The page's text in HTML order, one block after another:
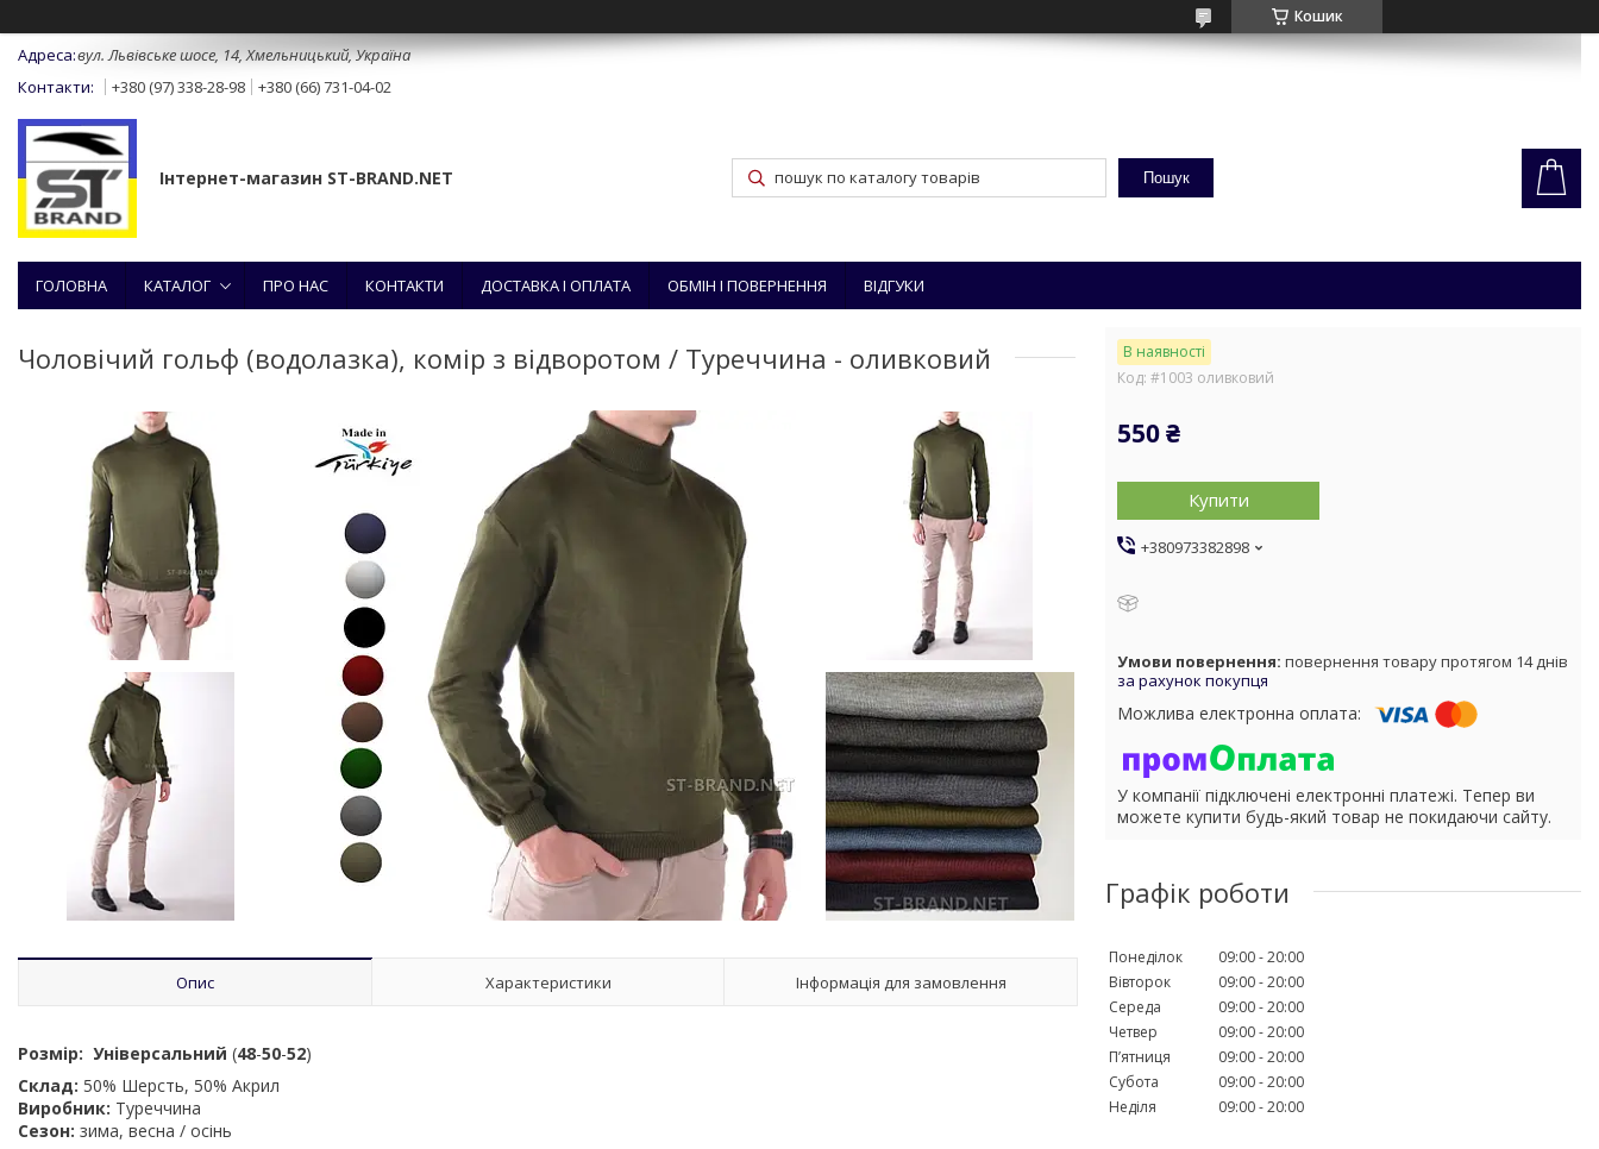
Кошик
вул. Львівське шосе, 14, Хмельницький, Україна
+380 (97) 338-28-98
+380 (66) 731-04-02
Інтернет-магазин ST-BRAND.NET Пошук
ГОЛОВНА КАТАЛОГ ПРО НАС КОНТАКТИ ДОСТАВКА І ОПЛАТА ОБМІН І ПОВЕРНЕННЯ ВІДГУКИ
Чоловічий гольф (водолазка), комір з відворотом / Туреччина - оливковий
Опис Характеристики Інформація для замовлення
Розмір: Універсальний (48-50-52)
Склад: 50% Шерсть, 50% Акрил
Виробник: Туреччина
Сезон: зима, весна / осінь
В наявності
Код: #1003 оливковий
550 ₴
Купити
+380973382898
повернення товару протягом 14 днів
за рахунок покупця
У компанії підключені електронні платежі. Тепер ви
можете купити будь-який товар не покидаючи сайту.
Графік роботи
Понеділок 09:00 20:00
Вівторок
09:00 20:00
Середа
09:00 20:00
Четвер
09:00 20:00
Пʼятниця
09:00 20:00
Субота
09:00 20:00
Неділя
09:00 20:00